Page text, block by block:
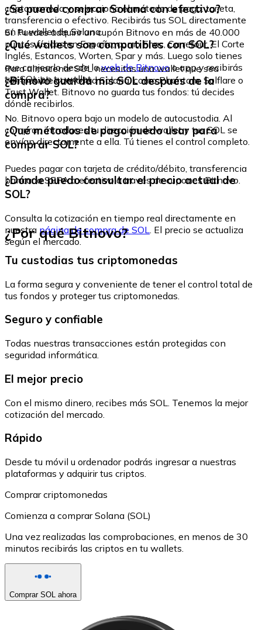
criptomoneda y selecciona el método de pago: tarjeta,
transferencia o efectivo. Recibirás tus SOL directamente
en tu wallet de Solana.
¿Se puede comprar Solana con efectivo?
Sí. Puedes adquirir un cupón Bitnovo en más de 40.000
puntos físicos en España, como Fnac, Carrefour, El Corte
Inglés, Estancos, Worten, Spar y más. Luego solo tienes
que canjearlo desde laweb de Bitnovoo app y recibirás
tus SOL en tu wallet.
¿Qué wallets son compatibles con SOL?
Para almacenar SOL necesitas una wallet que sea
compatible con la red Solana, como Phantom, Solflare o
Trust Wallet. Bitnovo no guarda tus fondos: tú decides
dónde recibirlos.
¿Bitnovo guarda mis SOL después de la
compra?
No. Bitnovo opera bajo un modelo de autocustodia. Al
comprar, introduces tu dirección de wallet y tus SOL se
envían directamente a ella. Tú tienes el control completo.
¿Qué métodos de pago puedo usar para
comprar SOL?
Puedes pagar con tarjeta de crédito/débito, transferencia
bancaria SEPA o efectivo a través de cupones Bitnovo.
¿Dónde puedo consultar el precio actual de
SOL?
Consulta la cotización en tiempo real directamente en
nuestra página de compra de SOL. El precio se actualiza
según el mercado.
¿Por qué Bitnovo?
Tu custodias tus criptomonedas
La forma segura y conveniente de tener el control total de
tus fondos y proteger tus criptomonedas.
Seguro y confiable
Todas nuestras transacciones están protegidas con
seguridad informática.
El mejor precio
Con el mismo dinero, recibes más SOL. Tenemos la mejor
cotización del mercado.
Rápido
Desde tu móvil u ordenador podrás ingresar a nuestras
plataformas y adquirir tus criptos.
Comprar criptomonedas
Comienza a comprar Solana (SOL)
Una vez realizadas las comprobaciones, en menos de 30
minutos recibirás las criptos en tu wallets.
Comprar SOL ahora